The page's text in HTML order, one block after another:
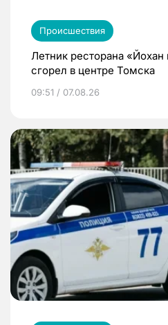
Происшествия
Летник ресторана
сгорел в центре Томска
09:51 / 07.08.26